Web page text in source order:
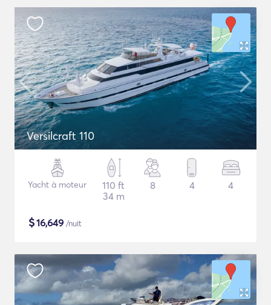
Versilcraft 110
Yacht à moteur
110 ft
34 m
8 4 4
$16,649 /nuit